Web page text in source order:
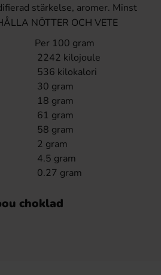
stärkelse, aromer. Minst
NÖTTER OCH VETE
Per 100 gram
2242 kilojoule
536 kilokalori
30 gram
18 gram
61 gram
58 gram
2 gram
4.5 gram
0.27 gram
choklad